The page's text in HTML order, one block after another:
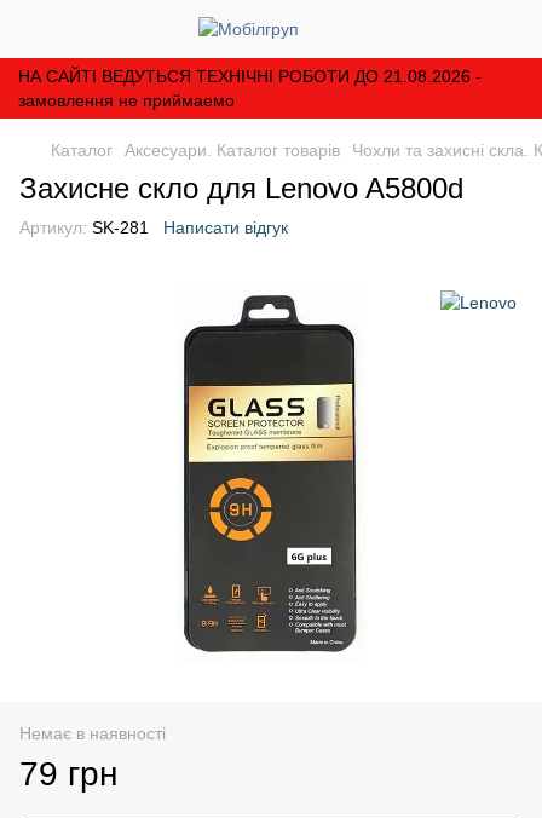
НА САЙТІ ВЕДУТЬСЯ ТЕХНІЧНІ РОБОТИ ДО 21.08.2026 -
замовлення не приймаемо
Каталог Аксесуари. Каталог товарів Чохли та захисні скла.
Захисне скло для Lenovo A5800d
Артикул: SK-281 Написати відгук
Немає в наявності
79 грн